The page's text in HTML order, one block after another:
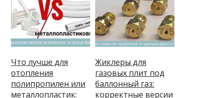
Что лучше для
отопления
полипропилен или
металлопластик:
Жиклеры для
газовых плит под
баллонный газ:
корректные версии